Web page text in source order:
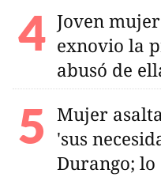
Joven
exnovio la
abusó de
Mujer
'sus
Durango; lo